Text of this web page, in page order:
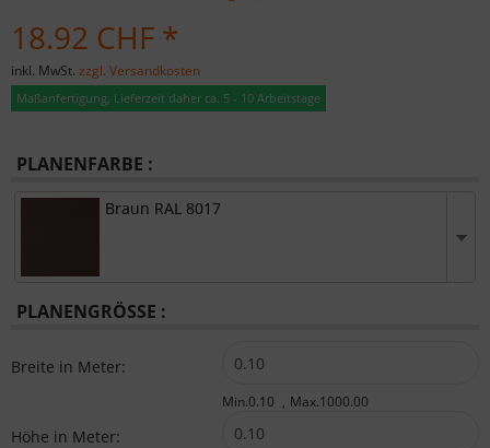
18.92 CHF *
inkl. MwSt. zzgl. Versandkosten
Maßanfertigung, Lieferzeit daher ca. 5 - 10 Arbeitstage
PLANENFARBE :
Braun RAL 8017
PLANENGRÖSSE :
Breite in Meter:
Min.0.10 Max.1000.00
Höhe in Meter: